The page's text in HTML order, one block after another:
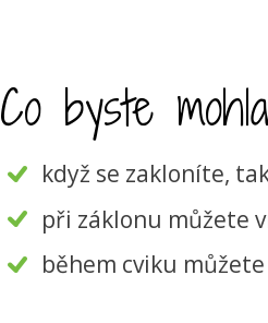
Co byste
když se zakloníte,
při záklonu můžete
během cviku